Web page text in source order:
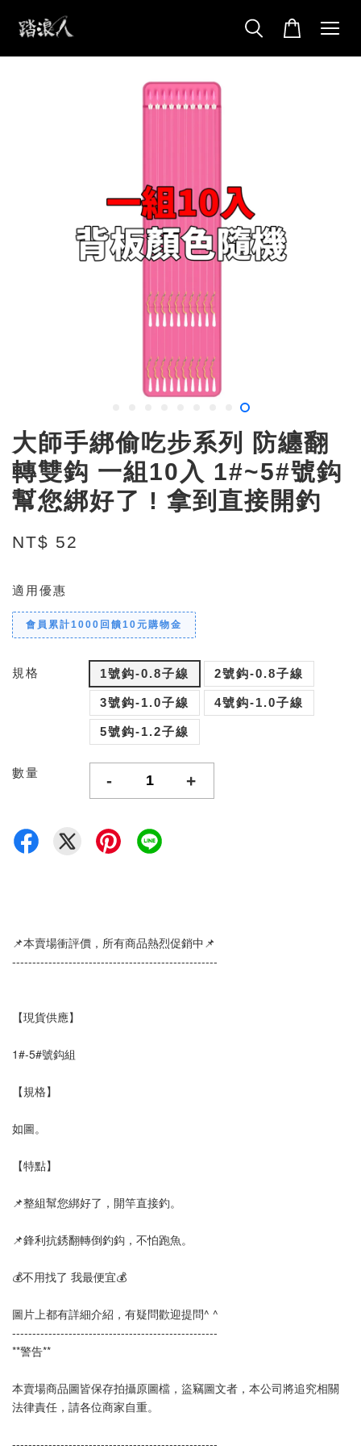
大師手綁偷吃步系列 防纏翻
轉雙鈎 一組10入 1#~5#號鈎
幫您綁好了 ! 拿到直接開釣
NT$ 52
適用優惠
會員累計1000回饋10元購物金
規格 1號鈎-0.8子線 2號鈎-0.8子線
3號鈎-1.0子線 4號鈎-1.0子線
5號鈎-1.2子線
數量 - +
📌本賣場衝評價，所有商品熱烈促銷中📌
---------------------------------------------------
【現貨供應】
1#-5#號鈎組
【規格】
如圖。
【特點】
📌整組幫您綁好了，開竿直接釣。
📌鋒利抗銹翻轉倒釣鈎，不怕跑魚。
💰不用找了 我最便宜💰
圖片上都有詳細介紹，有疑問歡迎提問^ ^
---------------------------------------------------
**警告**
本賣場商品圖皆保存拍攝原圖檔，盜竊圖文者，本公司將追究相關
法律責任，請各位商家自重。